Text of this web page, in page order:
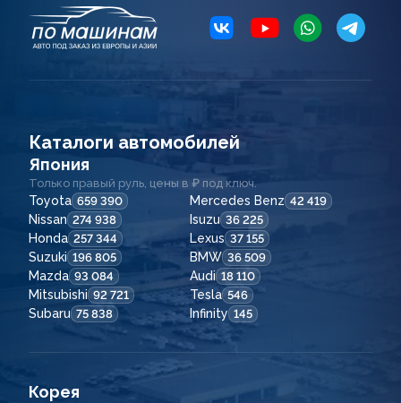
Каталоги автомобилей
Япония
Только правый руль, цены в ₽ под ключ.
Toyota 659 390 Mercedes Benz 42 419
Nissan 274 938 Isuzu 36 225
Honda 257 344 Lexus 37 155
Suzuki 196 805 BMW 36 509
Mazda 93 084 Audi 18 110
Mitsubishi 92 721 Tesla 546
Subaru 75 838 Infinity 145
Корея